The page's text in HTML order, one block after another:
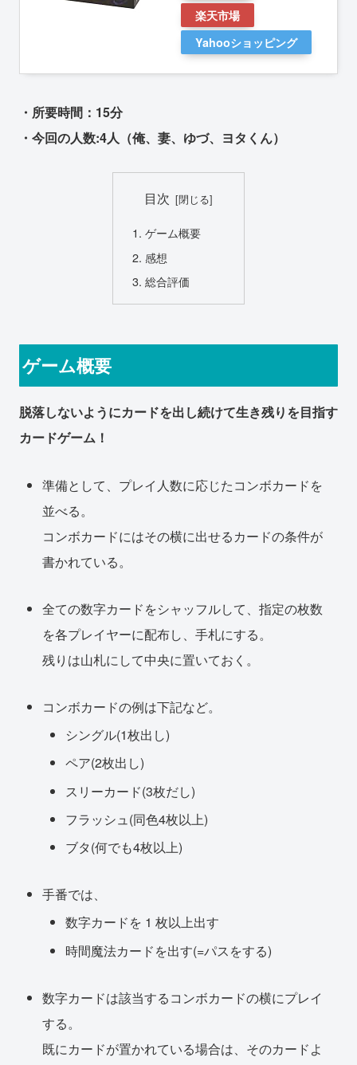
楽天市場
Yahooショッピング
・所要時間：15分
・今回の人数:4人（俺、妻、ゆづ、ヨタくん）
目次
ゲーム概要
感想
総合評価
ゲーム概要
脱落しないようにカードを出し続けて生き残りを目指す
カードゲーム！
準備として、プレイ人数に応じたコンボカードを
並べる。
コンボカードにはその横に出せるカードの条件が
書かれている。
全ての数字カードをシャッフルして、指定の枚数
を各プレイヤーに配布し、手札にする。
残りは山札にして中央に置いておく。
コンボカードの例は下記など。
シングル(1枚出し)
ペア(2枚出し)
スリーカード(3枚だし)
フラッシュ(同色4枚以上)
ブタ(何でも4枚以上)
手番では、
数字カードを 1 枚以上出す
時間魔法カードを出す(=パスをする)
数字カードは該当するコンボカードの横にプレイ
する。
既にカードが置かれている場合は、そのカードよ